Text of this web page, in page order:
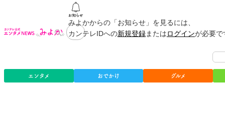
みよかからの「お知らせ」を見るには、
カンテレIDへの新規登録またはログインが必要
エンタメ おでかけ グルメ